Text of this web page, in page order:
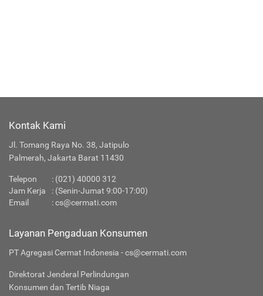
Kontak Kami
Jl. Tomang Raya No. 38, Jatipulo
Palmerah, Jakarta Barat 11430
Telepon : (021) 40000 312
Jam Kerja
: (Senin-Jumat 9:00-17:00)
Email
:cs@cermati.com
Layanan Pengaduan Konsumen
PT Agregasi Cermat Indonesia - cs@cermati.com
Direktorat Jenderal Perlindungan
Konsumen dan Tertib Niaga